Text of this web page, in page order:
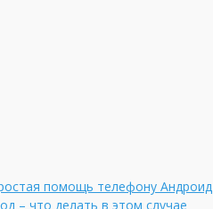
помощь телефону Андроид
– что делать в этом случае